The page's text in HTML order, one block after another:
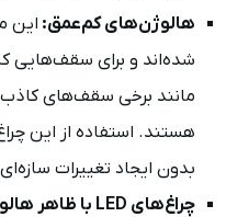
هالوژن‌های کم‌عمق: این
شده‌اند و برای سقف‌هایی
مانند برخی سقف‌های کاذب
هستند. استفاده از این
بدون ایجاد تغییرات
چراغ‌های LED با ظاهر هالوژن: